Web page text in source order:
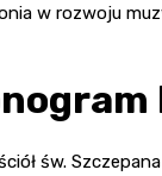
w rozwoju
św.